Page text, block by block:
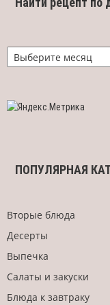
Найти
рецепт
ПОПУЛЯРНАЯ
Вторые блюда
Десерты
Выпечка
Салаты и закуски
Блюда к завтраку